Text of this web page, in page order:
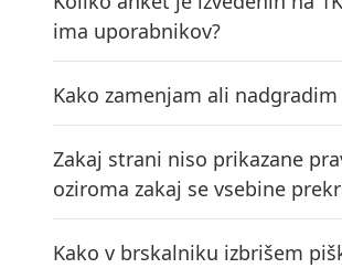
ima uporabnikov?
Kako zamenjam ali
Zakaj strani niso prikazane
oziroma zakaj se vsebine
Kako v brskalniku izbrišem